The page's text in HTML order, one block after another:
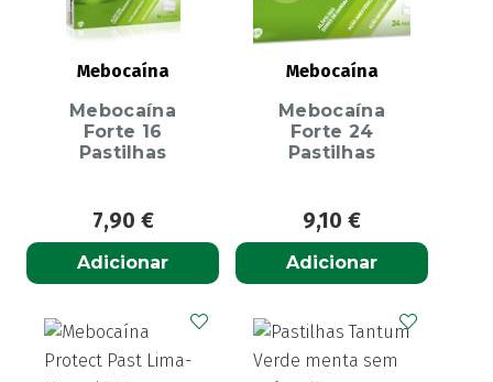
Mebocaína
Mebocaína
Forte 16
Pastilhas
7,90 €
Adicionar
Mebocaína
Mebocaína
Forte 24
Pastilhas
9,10 €
Adicionar